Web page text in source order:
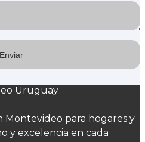
Montevideo para hogares y
y excelencia en cada